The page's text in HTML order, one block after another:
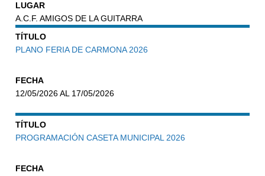
LUGAR
A.C.F. AMIGOS DE LA GUITARRA
TÍTULO
PLANO FERIA DE CARMONA 2026
FECHA
12/05/2026 AL 17/05/2026
TÍTULO
PROGRAMACIÓN CASETA MUNICIPAL 2026
FECHA